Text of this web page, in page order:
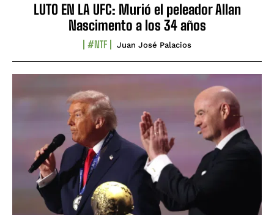
LUTO EN LA UFC: Murió el peleador Allan
Nascimento a los 34 años
#NTF Juan José Palacios